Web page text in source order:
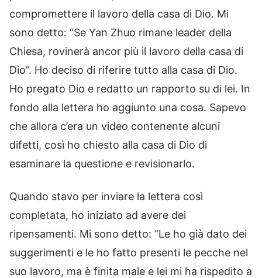
compromettere il lavoro della casa di Dio. Mi
sono detto: “Se Yan Zhuo rimane leader della
Chiesa, rovinerà ancor più il lavoro della casa di
Dio”. Ho deciso di riferire tutto alla casa di Dio.
Ho pregato Dio e redatto un rapporto su di lei. In
fondo alla lettera ho aggiunto una cosa. Sapevo
che allora c’era un video contenente alcuni
difetti, così ho chiesto alla casa di Dio di
esaminare la questione e revisionarlo.
Quando stavo per inviare la lettera così
completata, ho iniziato ad avere dei
ripensamenti. Mi sono detto: “Le ho già dato dei
suggerimenti e le ho fatto presenti le pecche nel
suo lavoro, ma è finita male e lei mi ha rispedito a